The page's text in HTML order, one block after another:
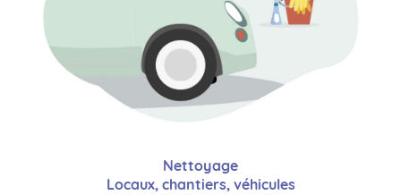
Nettoyage
Locaux, chantiers, véhicules